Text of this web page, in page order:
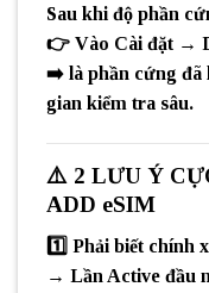
Sau khi độ phần
👉 Vào Cài đặt →
➡️ là phần cứng đã
gian kiểm tra sâu.
⚠️ 2 LƯU Ý
ADD eSIM
1️⃣ Phải biết chính
→ Lần Active đầu